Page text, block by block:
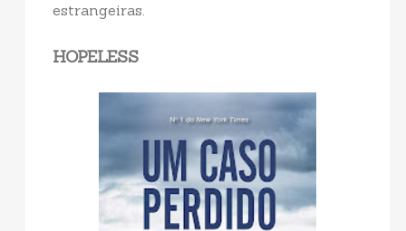
estrangeiras.
HOPELESS